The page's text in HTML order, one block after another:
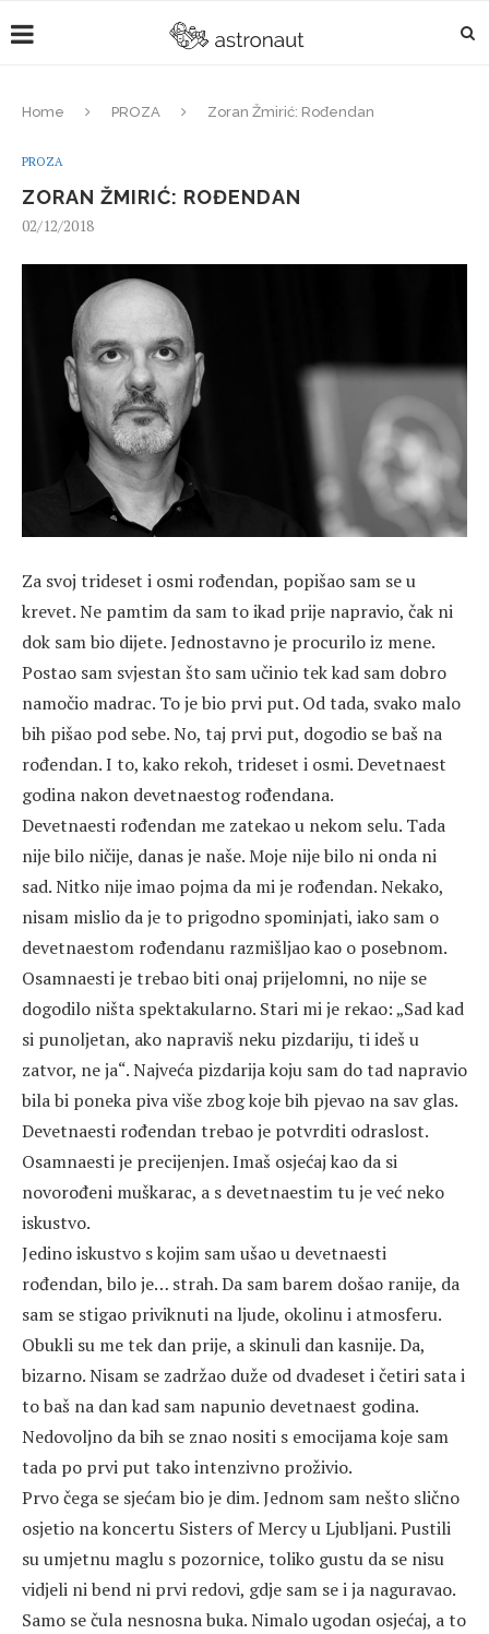
Home PROZA Zoran Žmirić: Rođendan
PROZA
ZORAN ŽMIRIĆ: ROĐENDAN
02/12/2018
Za svoj trideset i osmi rođendan, popišao sam se u
krevet. Ne pamtim da sam to ikad prije napravio, čak ni
dok sam bio dijete. Jednostavno je procurilo iz mene.
Postao sam svjestan što sam učinio tek kad sam dobro
namočio madrac. To je bio prvi put. Od tada, svako malo
bih pišao pod sebe. No, taj prvi put, dogodio se baš na
rođendan. I to, kako rekoh, trideset i osmi. Devetnaest
godina nakon devetnaestog rođendana.
Devetnaesti rođendan me zatekao u nekom selu. Tada
nije bilo ničije, danas je naše. Moje nije bilo ni onda ni
sad. Nitko nije imao pojma da mi je rođendan. Nekako,
nisam mislio da je to prigodno spominjati, iako sam o
devetnaestom rođendanu razmišljao kao o posebnom.
Osamnaesti je trebao biti onaj prijelomni, no nije se
dogodilo ništa spektakularno. Stari mi je rekao: „Sad kad
si punoljetan, ako napraviš neku pizdariju, ti ideš u
zatvor, ne ja“. Najveća pizdarija koju sam do tad napravio
bila bi poneka piva više zbog koje bih pjevao na sav glas.
Devetnaesti rođendan trebao je potvrditi odraslost.
Osamnaesti je precijenjen. Imaš osjećaj kao da si
novorođeni muškarac, a s devetnaestim tu je već neko
iskustvo.
Jedino iskustvo s kojim sam ušao u devetnaesti
rođendan, bilo je… strah. Da sam barem došao ranije, da
sam se stigao priviknuti na ljude, okolinu i atmosferu.
Obukli su me tek dan prije, a skinuli dan kasnije. Da,
bizarno. Nisam se zadržao duže od dvadeset i četiri sata i
to baš na dan kad sam napunio devetnaest godina.
Nedovoljno da bih se znao nositi s emocijama koje sam
tada po prvi put tako intenzivno proživio.
Prvo čega se sjećam bio je dim. Jednom sam nešto slično
osjetio na koncertu Sisters of Mercy u Ljubljani. Pustili
su umjetnu maglu s pozornice, toliko gustu da se nisu
vidjeli ni bend ni prvi redovi, gdje sam se i ja naguravao.
Samo se čula nesnosna buka. Nimalo ugodan osjećaj, a to